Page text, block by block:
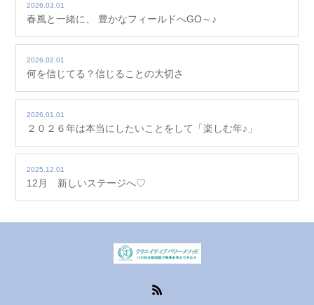
2026.03.01
春風と一緒に、 豊かなフィールドへGO～♪
2026.02.01
何を信じてる？信じることの大切さ
2026.01.01
２０２６年は本当にしたいことをして「楽しむ年♪」
2025.12.01
12月 新しいステージへ♡